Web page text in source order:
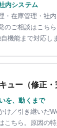
内システム
・在庫管理・社
のご相談はこち
機能まで対応し
ュー（修正・
を、動くまで
け／引き継いだ
こちら。原因の